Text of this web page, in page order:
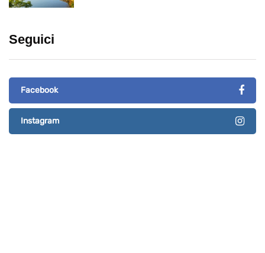
Seguici
Facebook
Instagram